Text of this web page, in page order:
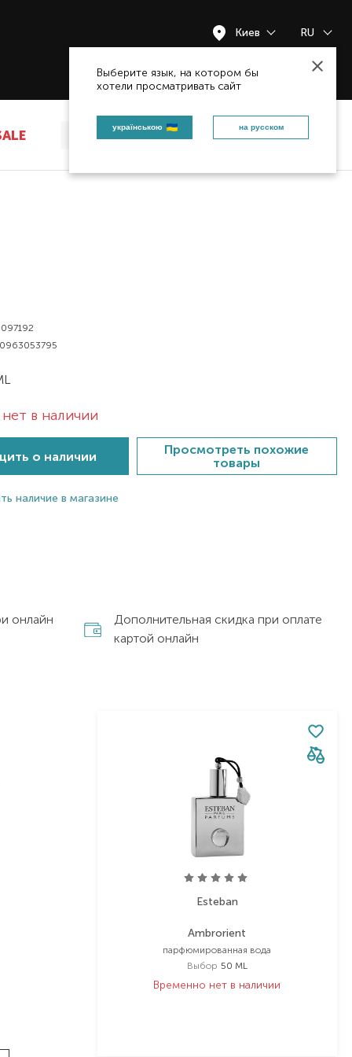
Киев RU
Выберите язык, на котором бы
хотели просматривать сайт
Закрыть
українською на русском
в наличии
о наличии
Просмотреть похожие
товары
наличие в магазине
онлайн
Дополнительная скидка при оплате
картой онлайн
Esteban
Ambrorient
парфюмированная вода
Выбор 50 ML
Временно нет в наличии